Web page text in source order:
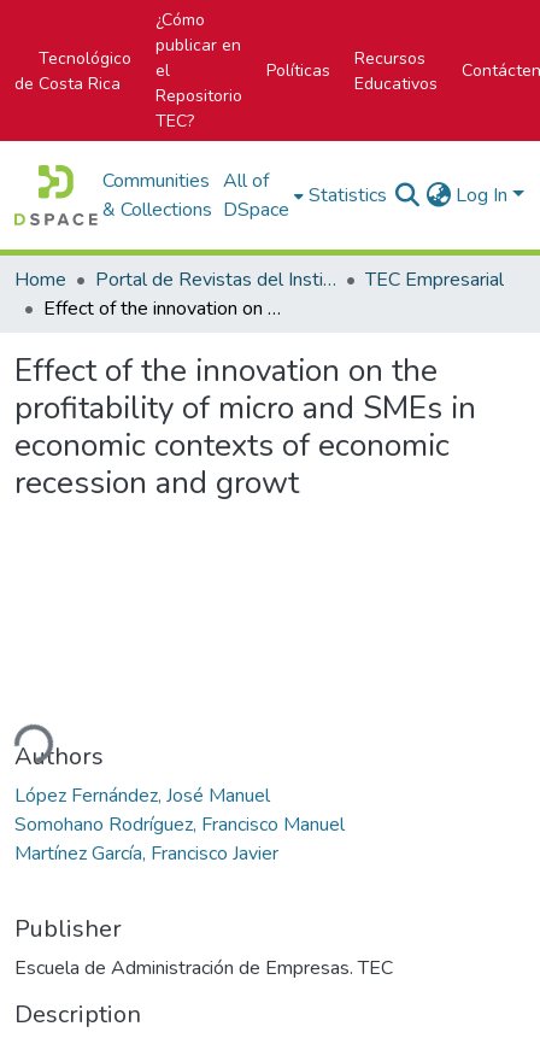
Tecnológico
de Costa Rica
¿Cómo
publicar en
el
Repositorio
TEC?
Políticas
Recursos
Educativos
Communities
& Collections
All of
DSpace
Statistics Log In
Home Portal de Revistas del Instituto Tecnológico de Costa Rica
TEC Empresarial
Effect of the innovation on the profitability of micro and SMEs in economic contexts of economic recession and growt
Effect of the innovation on the
profitability of micro and SMEs in
economic contexts of economic
recession and growt
Authors
López Fernández, José Manuel
Somohano Rodríguez, Francisco Manuel
Martínez García, Francisco Javier
Publisher
Escuela de Administración de Empresas. TEC
Description